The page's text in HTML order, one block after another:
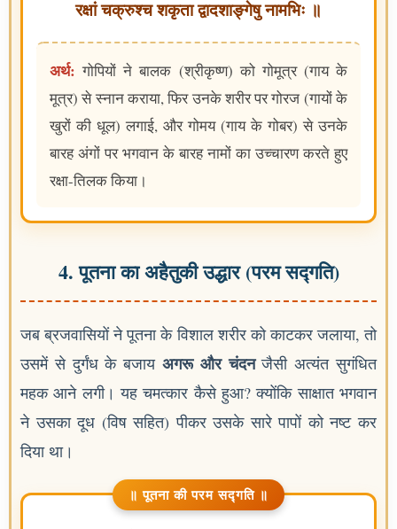
रक्षां चक्रुश्च शकृता द्वादशाङ्गेषु नामभिः ॥
अर्थ: गोपियों ने बालक (श्रीकृष्ण) को गोमूत्र (गाय के
मूत्र) से स्नान कराया, फिर उनके शरीर पर गोरज (गायों के
खुरों की धूल) लगाई, और गोमय (गाय के गोबर) से उनके
बारह अंगों पर भगवान के बारह नामों का उच्चारण करते हुए
रक्षा-तिलक किया।
4. पूतना का अहैतुकी उद्धार (परम सद्गति)
जब ब्रजवासियों ने पूतना के विशाल शरीर को काटकर जलाया, तो
उसमें से दुर्गंध के बजाय अगरू और चंदनजैसी अत्यंत सुगंधित
महक आने लगी। यह चमत्कार कैसे हुआ? क्योंकि साक्षात भगवान
ने उसका दूध (विष सहित) पीकर उसके सारे पापों को नष्ट कर
दिया था।
॥ पूतना की परम सद्गति ॥